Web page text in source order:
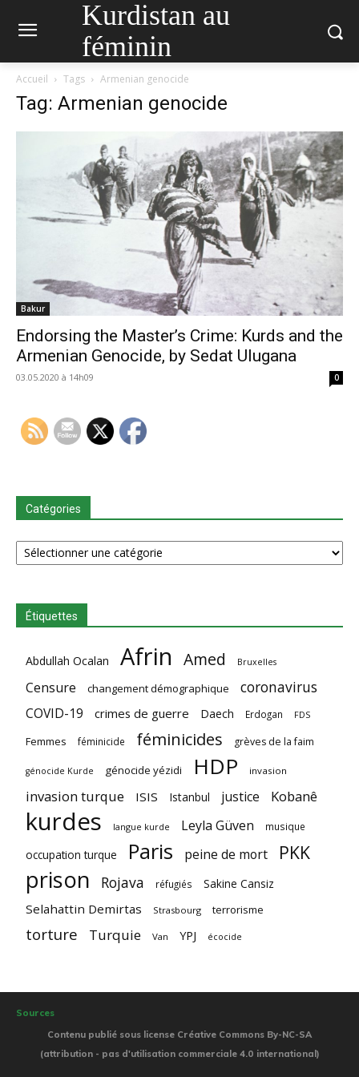
Kurdistan au
féminin
Accueil Tags Armenian genocide
Tag: Armenian genocide
Bakur
Endorsing the Master’s Crime: Kurds and the
Armenian Genocide, by Sedat Ulugana
03.05.2020 à 14h09 0
Catégories
Catégories
Étiquettes
Abdullah Ocalan Afrin Amed Bruxelles
Censure changement démographique coronavirus
COVID-19 crimes de guerre Daech Erdogan FDS
Femmes féminicide féminicides grèves de la faim
génocide Kurde génocide yézidi HDP invasion
invasion turque ISIS Istanbul justice Kobanê
kurdes langue kurde Leyla Güven musique
occupation turque Paris peine de mort PKK
prison Rojava réfugiés Sakine Cansiz
Selahattin Demirtas Strasbourg terrorisme
torture Turquie Van YPJ écocide
Sources
Contenu publié sous license Créative Commons By-NC-SA
(attribution - pas d'utilisation commerciale 4.0 international)